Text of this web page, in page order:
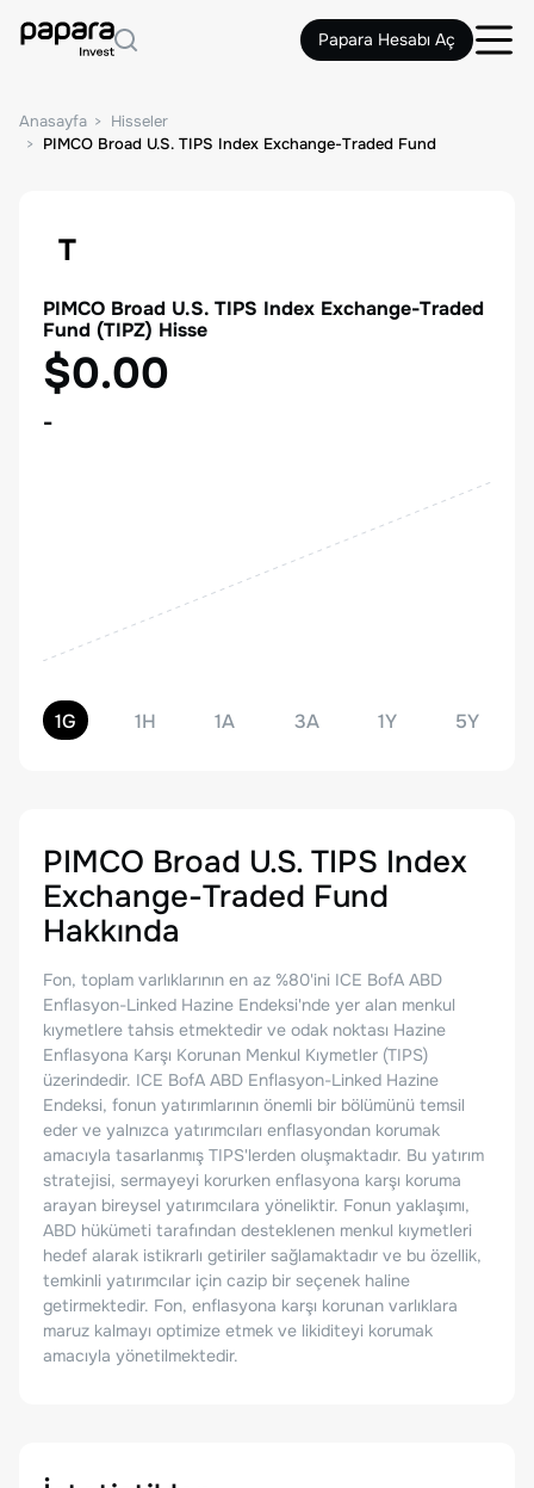
Papara Hesabı Aç
Anasayfa
Hisseler
PIMCO Broad U.S. TIPS Index Exchange-Traded Fund
T
PIMCO Broad U.S. TIPS Index Exchange-Traded
Fund (TIPZ) Hisse
$0.00
-
1G 1H 1A 3A 1Y 5Y
PIMCO Broad U.S. TIPS Index
Exchange-Traded Fund
Hakkında
Fon, toplam varlıklarının en az %80'ini ICE BofA ABD
Enflasyon-Linked Hazine Endeksi'nde yer alan menkul
kıymetlere tahsis etmektedir ve odak noktası Hazine
Enflasyona Karşı Korunan Menkul Kıymetler (TIPS)
üzerindedir. ICE BofA ABD Enflasyon-Linked Hazine
Endeksi, fonun yatırımlarının önemli bir bölümünü temsil
eder ve yalnızca yatırımcıları enflasyondan korumak
amacıyla tasarlanmış TIPS'lerden oluşmaktadır. Bu yatırım
stratejisi, sermayeyi korurken enflasyona karşı koruma
arayan bireysel yatırımcılara yöneliktir. Fonun yaklaşımı,
ABD hükümeti tarafından desteklenen menkul kıymetleri
hedef alarak istikrarlı getiriler sağlamaktadır ve bu özellik,
temkinli yatırımcılar için cazip bir seçenek haline
getirmektedir. Fon, enflasyona karşı korunan varlıklara
maruz kalmayı optimize etmek ve likiditeyi korumak
amacıyla yönetilmektedir.